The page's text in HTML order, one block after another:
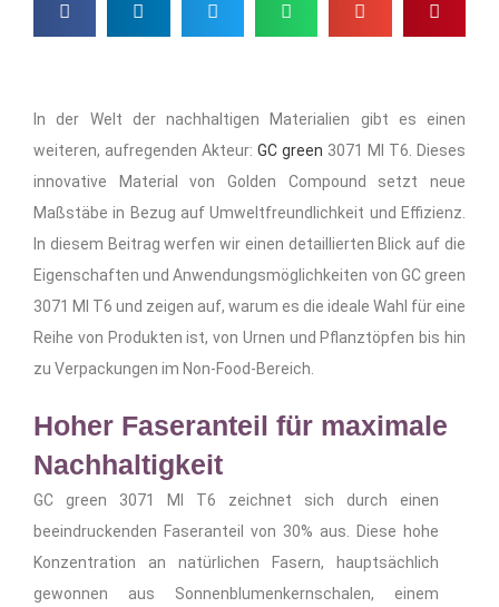
In der Welt der nachhaltigen Materialien gibt es einen
weiteren, aufregenden Akteur: GC green 3071 MI T6. Dieses
innovative Material von Golden Compound setzt neue
Maßstäbe in Bezug auf Umweltfreundlichkeit und Effizienz.
In diesem Beitrag werfen wir einen detaillierten Blick auf die
Eigenschaften und Anwendungsmöglichkeiten von GC green
3071 MI T6 und zeigen auf, warum es die ideale Wahl für eine
Reihe von Produkten ist, von Urnen und Pflanztöpfen bis hin
zu Verpackungen im Non-Food-Bereich.
Hoher Faseranteil für maximale
Nachhaltigkeit
GC green 3071 MI T6 zeichnet sich durch einen
beeindruckenden Faseranteil von 30% aus. Diese hohe
Konzentration an natürlichen Fasern, hauptsächlich
gewonnen aus Sonnenblumenkernschalen, einem